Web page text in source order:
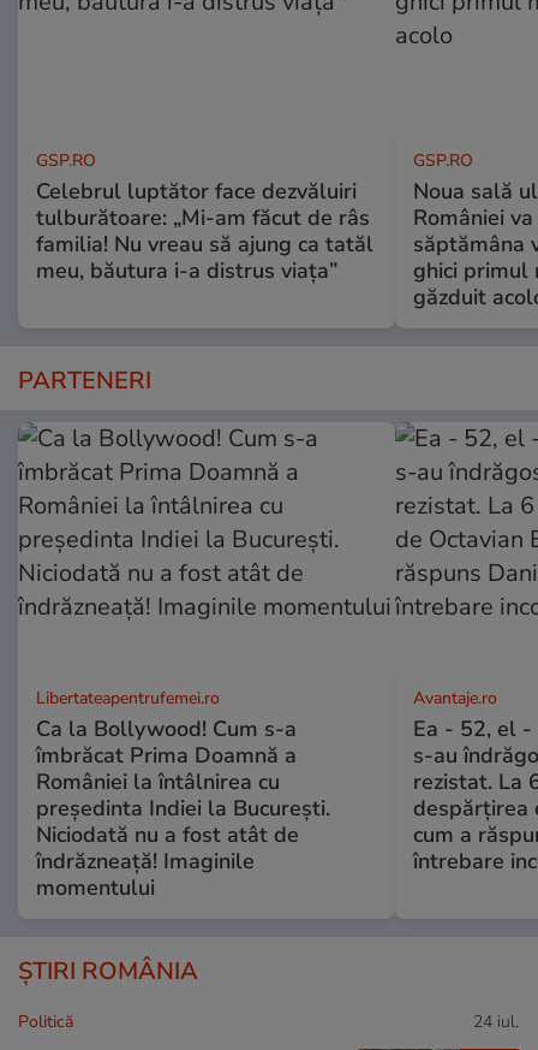
GSP.RO
Celebrul luptător face dezvăluiri
tulburătoare: „Mi-am făcut de râs
familia! Nu vreau să ajung ca tatăl
meu, băutura i-a distrus viața”
GSP.RO
Noua sală
României
săptămâna
ghici primul
găzduit
PARTENERI
Libertateapentrufemei.ro
Ca la Bollywood! Cum s-a
îmbrăcat Prima Doamnă a
României la întâlnirea cu
președinta Indiei la București.
Niciodată nu a fost atât de
îndrăzneață! Imaginile
momentului
Avantaje.ro
Ea - 52, el -
s-au
rezistat. La
despărțirea
cum a
întrebare
ȘTIRI ROMÂNIA
Politică 24 iul.